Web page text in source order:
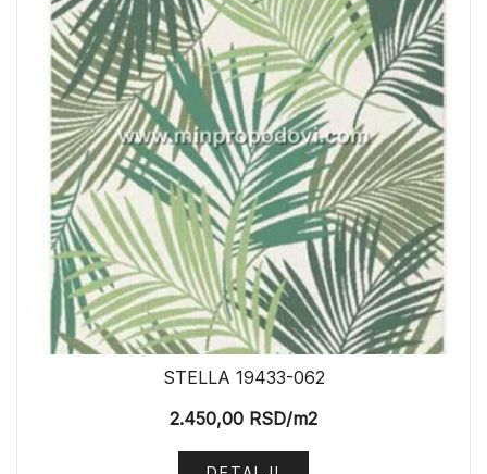
STELLA 19433-062
2.450,00 RSD/m2